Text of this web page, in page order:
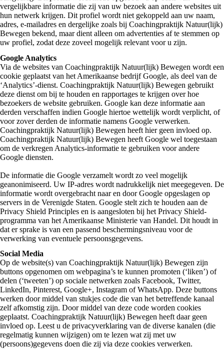
vergelijkbare informatie die zij van uw bezoek aan andere websites uit
hun netwerk krijgen. Dit profiel wordt niet gekoppeld aan uw naam,
adres, e-mailadres en dergelijke zoals bij Coachingpraktijk Natuur(lijk)
Bewegen bekend, maar dient alleen om advertenties af te stemmen op
uw profiel, zodat deze zoveel mogelijk relevant voor u zijn.
Google Analytics
Via de websites van Coachingpraktijk Natuur(lijk) Bewegen wordt een
cookie geplaatst van het Amerikaanse bedrijf Google, als deel van de
‘Analytics’-dienst. Coachingpraktijk Natuur(lijk) Bewegen gebruikt
deze dienst om bij te houden en rapportages te krijgen over hoe
bezoekers de website gebruiken. Google kan deze informatie aan
derden verschaffen indien Google hiertoe wettelijk wordt verplicht, of
voor zover derden de informatie namens Google verwerken.
Coachingpraktijk Natuur(lijk) Bewegen heeft hier geen invloed op.
Coachingpraktijk Natuur(lijk) Bewegen heeft Google wel toegestaan
om de verkregen Analytics-informatie te gebruiken voor andere
Google diensten.
De informatie die Google verzamelt wordt zo veel mogelijk
geanonimiseerd. Uw IP-adres wordt nadrukkelijk niet meegegeven. De
informatie wordt overgebracht naar en door Google opgeslagen op
servers in de Verenigde Staten. Google stelt zich te houden aan de
Privacy Shield Principles en is aangesloten bij het Privacy Shield-
programma van het Amerikaanse Ministerie van Handel. Dit houdt in
dat er sprake is van een passend beschermingsniveau voor de
verwerking van eventuele persoonsgegevens.
Social Media
Op de website(s) van Coachingpraktijk Natuur(lijk) Bewegen zijn
buttons opgenomen om webpagina’s te kunnen promoten (‘liken’) of
delen (‘tweeten’) op sociale netwerken zoals Facebook, Twitter,
LinkedIn, Pinterest, Google+, Instagram of WhatsApp. Deze buttons
werken door middel van stukjes code die van het betreffende kanaal
zelf afkomstig zijn. Door middel van deze code worden cookies
geplaatst. Coachingpraktijk Natuur(lijk) Bewegen heeft daar geen
invloed op. Leest u de privacyverklaring van de diverse kanalen (die
regelmatig kunnen wijzigen) om te lezen wat zij met uw
(persoons)gegevens doen die zij via deze cookies verwerken.